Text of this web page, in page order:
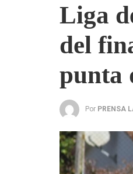
Liga
del
punta
Por PRENSA